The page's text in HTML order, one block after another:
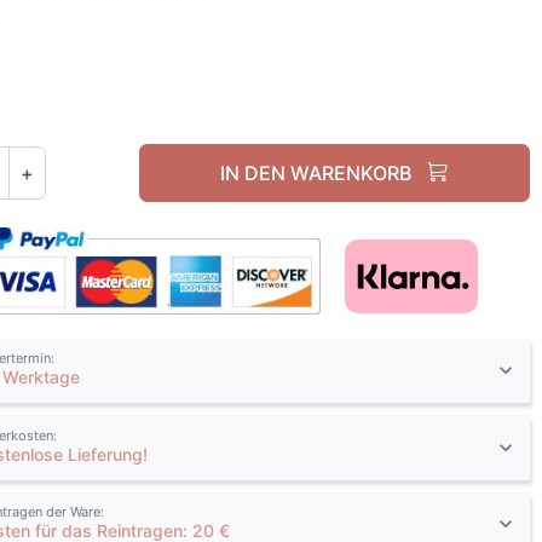
/ Weiß hochglanz
+ IN DEN WARENKORB
Lieferung!
der Ware:
für das Reintragen: 20 €